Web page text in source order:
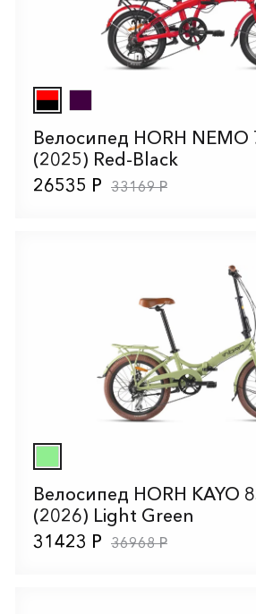
Велосипед HORH NEMO
(2025) Red-Black
26535 Р 33169 Р
Велосипед HORH KAYO
(2026) Light Green
31423 Р 36968 Р